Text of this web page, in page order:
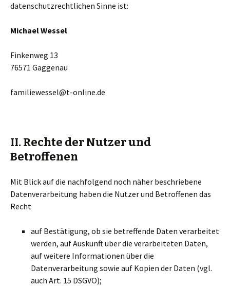
datenschutzrechtlichen Sinne ist:
Michael Wessel
Finkenweg 13
76571 Gaggenau
familiewessel@t-online.de
II. Rechte der Nutzer und
Betroffenen
Mit Blick auf die nachfolgend noch näher beschriebene
Datenverarbeitung haben die Nutzer und Betroffenen das
Recht
auf Bestätigung, ob sie betreffende Daten verarbeitet
werden, auf Auskunft über die verarbeiteten Daten,
auf weitere Informationen über die
Datenverarbeitung sowie auf Kopien der Daten (vgl.
auch Art. 15 DSGVO);